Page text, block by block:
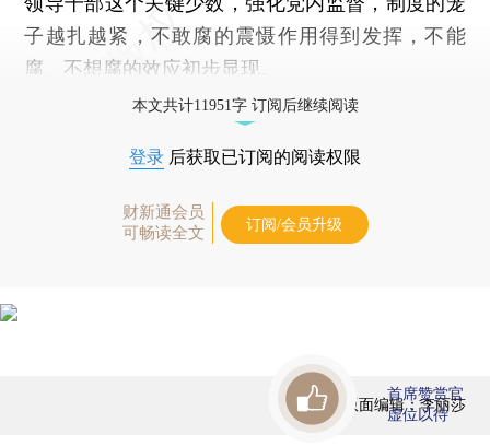
子越扎越紧，不敢腐的震慑作用得到发挥，不能
腐、不想腐的效应初步显现。
本文共计11951字 订阅后继续阅读
登录 后获取已订阅的阅读权限
财新通会员
可畅读全文
订阅/会员升级
版面编辑：李丽莎
首席赞赏官
虚位以待